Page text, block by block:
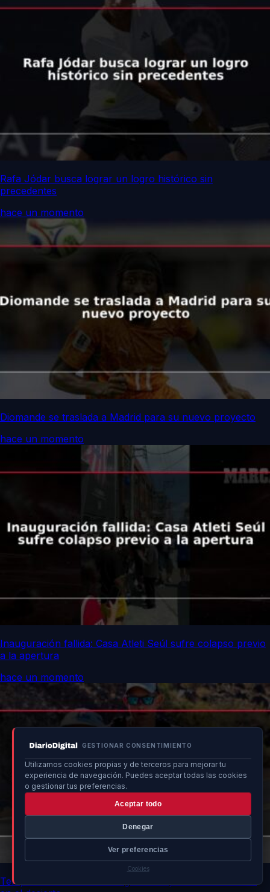
GESTIONAR CONSENTIMIENTO
Utilizamos cookies propias y de terceros para mejorar tu
experiencia de navegación. Puedes aceptar todas las cookies
o gestionar tus preferencias.
Aceptar todo
Denegar
Ver preferencias
Cookies
Rafa Jódar busca lograr un logro histórico sin
precedentes
hace un momento
Diomande se traslada a Madrid para su nuevo proyecto
hace un momento
Inauguración fallida: Casa Atleti Seúl sufre colapso previo
a la apertura
hace un momento
Temperatura récord de 52 grados impacta a corredores